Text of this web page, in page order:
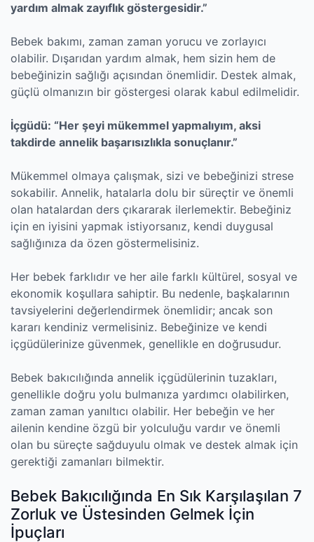
yardım almak zayıflık göstergesidir.”
Bebek bakımı, zaman zaman yorucu ve zorlayıcı
olabilir. Dışarıdan yardım almak, hem sizin hem de
bebeğinizin sağlığı açısından önemlidir. Destek almak,
güçlü olmanızın bir göstergesi olarak kabul edilmelidir.
İçgüdü: “Her şeyi mükemmel yapmalıyım, aksi
takdirde annelik başarısızlıkla sonuçlanır.”
Mükemmel olmaya çalışmak, sizi ve bebeğinizi strese
sokabilir. Annelik, hatalarla dolu bir süreçtir ve önemli
olan hatalardan ders çıkararak ilerlemektir. Bebeğiniz
için en iyisini yapmak istiyorsanız, kendi duygusal
sağlığınıza da özen göstermelisiniz.
Her bebek farklıdır ve her aile farklı kültürel, sosyal ve
ekonomik koşullara sahiptir. Bu nedenle, başkalarının
tavsiyelerini değerlendirmek önemlidir; ancak son
kararı kendiniz vermelisiniz. Bebeğinize ve kendi
içgüdülerinize güvenmek, genellikle en doğrusudur.
Bebek bakıcılığında annelik içgüdülerinin tuzakları,
genellikle doğru yolu bulmanıza yardımcı olabilirken,
zaman zaman yanıltıcı olabilir. Her bebeğin ve her
ailenin kendine özgü bir yolculuğu vardır ve önemli
olan bu süreçte sağduyulu olmak ve destek almak için
gerektiği zamanları bilmektir.
Bebek Bakıcılığında En Sık Karşılaşılan 7
Zorluk ve Üstesinden Gelmek İçin
İpuçları